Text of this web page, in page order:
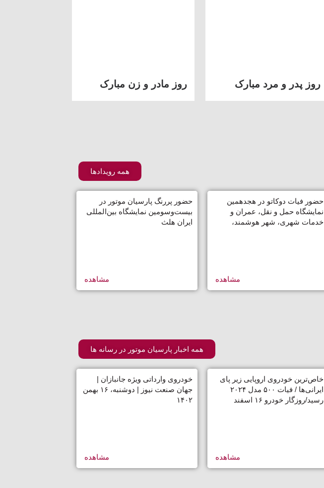
روز پدر و مرد مبارک روز مادر و زن مبارک
همه رویدادها
حضور فیات دوکاتو در هجدهمین
نمایشگاه حمل و نقل، عمران و
خدمات شهری، شهر هوشمند،
مشاهده
حضور پر‌رنگ پارسیان موتور در
بیست‌و‌سومین نمایشگاه بین‌المللی
ایران هلث
مشاهده
همه اخبار پارسیان موتور در رسانه ها
خاص‌ترین خودروی اروپایی زیر پای
ایرانی‌ها / فیات ۵۰۰ مدل ۲۰۲۴
رسید/روزگار خودرو ۱۶ اسفند
مشاهده
خودروی وارداتی ویژه جانبازان |
جهان صنعت نیوز | دوشنبه، ۱۶ بهمن
۱۴۰۲
مشاهده